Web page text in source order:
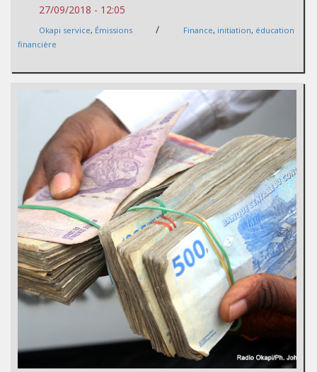
27/09/2018 - 12:05
Okapi service, Émissions / Finance, initiation, éducation
financière